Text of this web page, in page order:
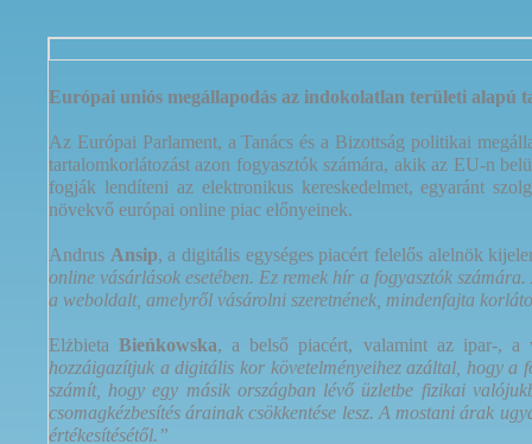
Európai uniós megállapodás az indokolatlan területi alapú
Az Európai Parlament, a Tanács és a Bizottság politikai
tartalomkorlátozást azon fogyasztók számára, akik az EU-n
fogják lendíteni az elektronikus kereskedelmet, egyaránt
növekvő európai online piac előnyeinek.
Andrus Ansip, a digitális egységes piacért felelős alelnök
online vásárlások esetében. Ez remek hír a fogyasztók
a weboldalt, amelyről vásárolni szeretnének, mindenfajta
ElżbietaBieńkowska, a belső piacért, valamint az ipar-, a
hozzáigazítjuk a digitális kor követelményeihez azáltal, hogy a
számít, hogy egy másik országban lévő üzletbe fizikai
csomagkézbesítés árainak csökkentése lesz. A mostani árak
értékesítésétől.”